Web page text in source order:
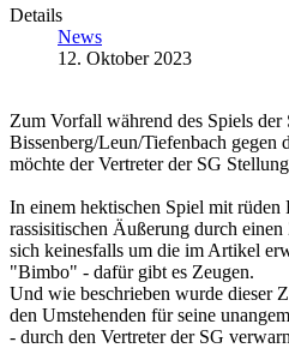
Details
News
12. Oktober 2023
Zum Vorfall während des Spiels der
Bissenberg/Leun/Tiefenbach
möchte der Vertreter der SG
In einem hektischen Spiel mit rüden
rassisitischen Äußerung durch
sich keinesfalls um die im Artikel
"Bimbo" - dafür gibt es Zeugen.
Und wie beschrieben wurde dieser
den Umstehenden für seine
- durch den Vertreter der SG